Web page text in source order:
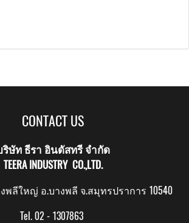
CONTACT US
ริษัท ธีรา อินดัสทรี จำกัด
TEERA INDUSTRY CO.,LTD.
พลีใหญ่ อ.บางพลี จ.สมุทรปราการ 10540
Tel. 02 - 1307863